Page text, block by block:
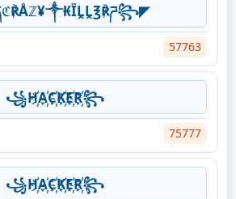
57763
꧁H҉A҉C҉K҉E҉R҉꧂
75777
꧁H҉A҉C҉K҉E҉R҉꧂